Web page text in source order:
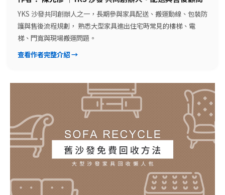
YKS 沙發共同創辦人之一，長期參與家具配送、搬運動線、包裝防
護與售後流程規劃， 熟悉大型家具進出住宅時常見的樓梯、電
梯、門寬與現場搬運問題。
查看作者完整介紹 →